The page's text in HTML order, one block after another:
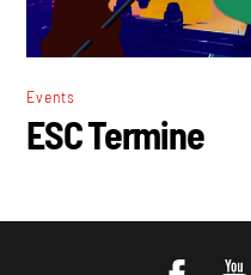
Events
ESC Termine